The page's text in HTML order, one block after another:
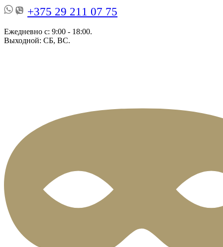
+375 29 211 07 75
Ежедневно с: 9:00 - 18:00.
Выходной: СБ, ВС.